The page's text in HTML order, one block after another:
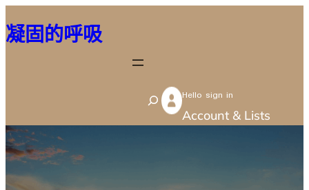
至
容
凝固的呼吸
S
e
Hello sign in
Account & Lists